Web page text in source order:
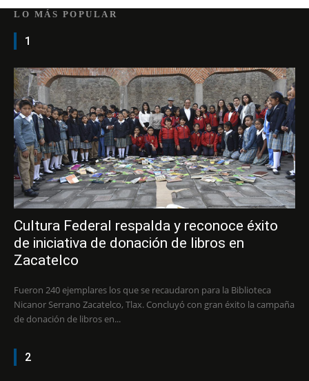
LO MÁS POPULAR
1
Cultura Federal respalda y reconoce éxito
de iniciativa de donación de libros en
Zacatelco
Fueron 240 ejemplares los que se recaudaron para la Biblioteca
Nicanor Serrano Zacatelco, Tlax. Concluyó con gran éxito la campaña
de donación de libros en...
2